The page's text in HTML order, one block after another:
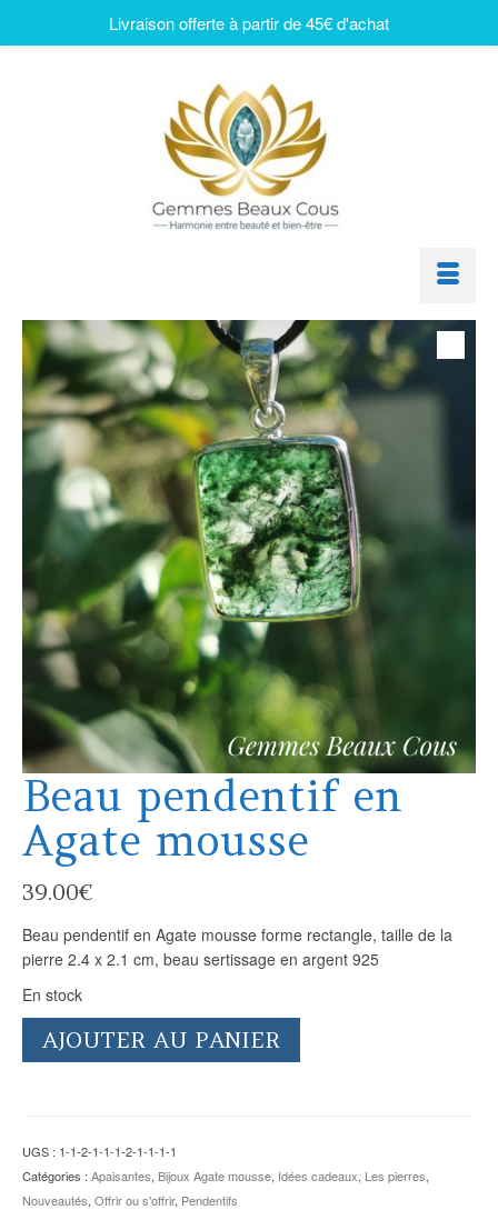
Beau pendentif en
Agate mousse
39.00€
Beau pendentif en Agate mousse forme rectangle, taille de la
pierre 2.4 x 2.1 cm, beau sertissage en argent 925
En stock
AJOUTER AU PANIER
UGS : 1-1-2-1-1-1-2-1-1-1-1
Catégories : Apaisantes, Bijoux Agate mousse, Idées cadeaux, Les pierres,
Nouveautés, Offrir ou s'offrir, Pendentifs
Livraison offerte à partir de 45€ d'achat